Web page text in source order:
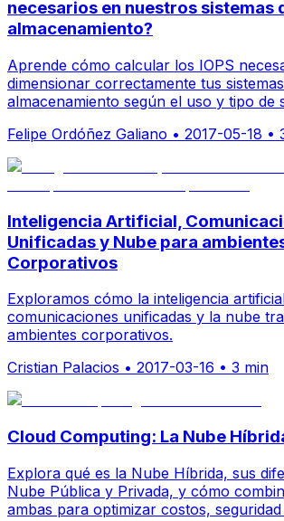
necesarios en nuestros sistemas
almacenamiento?
Aprende cómo calcular los IOPS
dimensionar correctamente tus
almacenamiento según el uso y tipo de
Felipe Ordóñez Galiano • 2017-05-18 •
Inteligencia Artificial,
Unificadas y Nube para
Corporativos
Exploramos cómo la inteligencia
comunicaciones unificadas y la nube
ambientes corporativos.
Cristian Palacios • 2017-03-16 • 3 min
Cloud Computing: La Nube
Explora qué es la Nube Híbrida, sus
Nube Pública y Privada, y cómo
ambas para optimizar costos,